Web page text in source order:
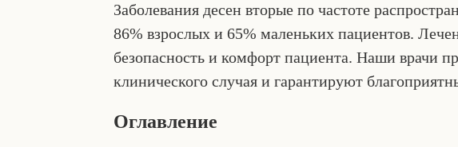
Заболевания десен вторые по частоте
86% взрослых и 65% маленьких пациентов.
безопасность и комфорт пациента. Наши врачи
клинического случая и гарантируют
Оглавление